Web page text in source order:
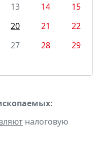
13 14
15
20 21
22
27 28
29
налоговую